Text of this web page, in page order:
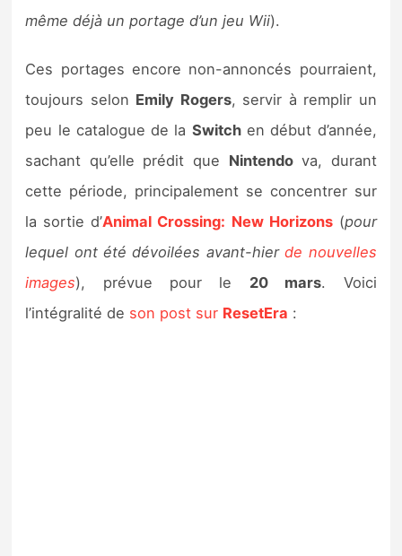
Guides
même déjà un portage d’un jeu Wii).
Ces portages encore non-annoncés pourraient,
toujours selon Emily Rogers, servir à remplir un
peu le catalogue de la Switchen début d’année,
sachant qu’elle prédit que Nintendova, durant
cette période, principalement se concentrer sur
la sortie d’Animal Crossing: New Horizons(pour
lequel ont été dévoilées avant-hierde nouvelles
images), prévue pour le 20 mars. Voici
l’intégralité de son post sur ResetEra :